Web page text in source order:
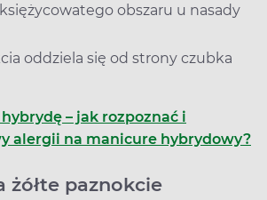
obszaru u nasady
oddziela się od strony czubka
– jak rozpoznać i
alergii na manicure hybrydowy?
żółte paznokcie